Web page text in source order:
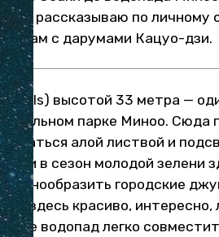
рассказываю по личному
храм с дарумами Кацуо-дзи.
Falls) высотой 33 метра —
парке Миноо.
алой листвой и
и в сезон молодой зелени
разнообразить городские
здесь красиво,
А еще водопад легко